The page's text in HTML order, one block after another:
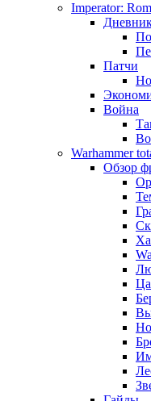
Imperator:
Патчи
Война
Warhammer
Обзор